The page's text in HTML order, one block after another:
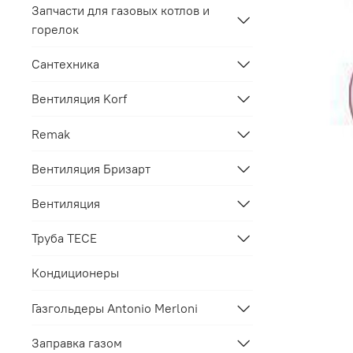
Запчасти для газовых котлов и
горелок
Сантехника
Вентиляция Korf
Remak
Вентиляция Бризарт
Вентиляция
Труба TECE
Кондиционеры
Газгольдеры Antonio Merloni
Заправка газом